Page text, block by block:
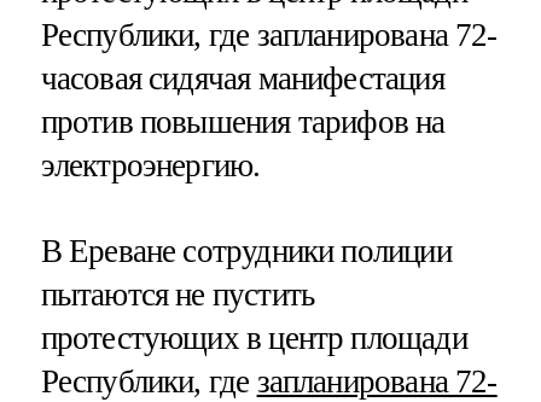
Республики, где запланирована 72-
часовая сидячая манифестация
против повышения тарифов на
электроэнергию.
В Ереване сотрудники полиции
пытаются не пустить
протестующих в центр площади
Республики, где запланирована 72-